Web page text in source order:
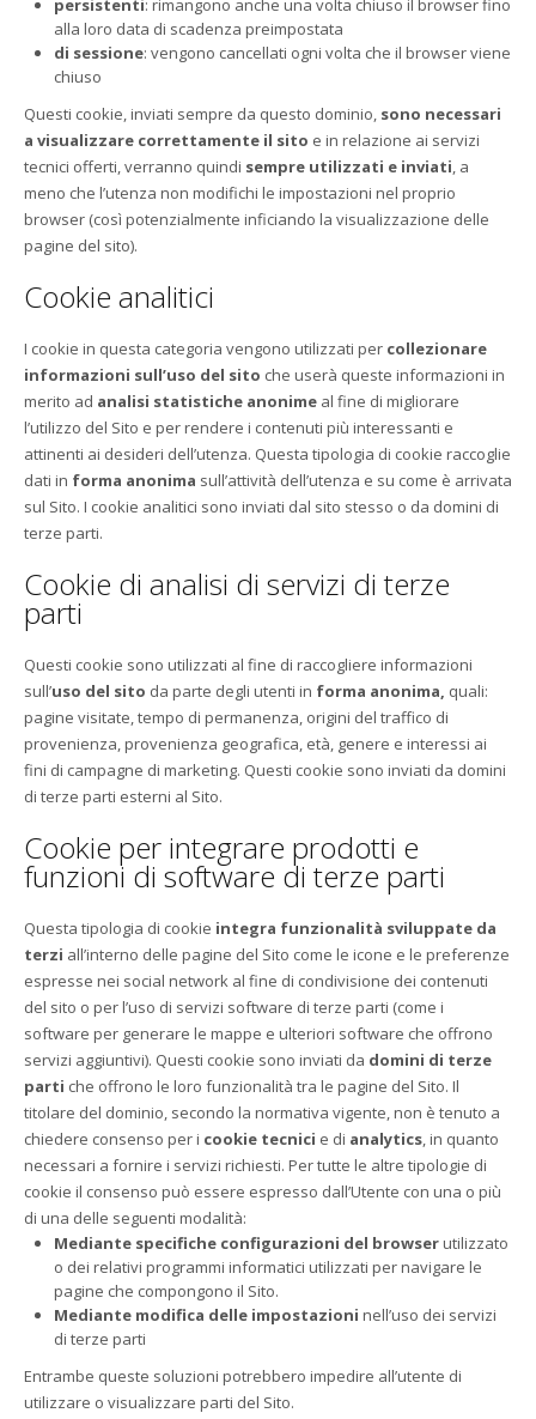
persistenti: rimangono anche una volta chiuso il browser fino
alla loro data di scadenza preimpostata
di sessione: vengono cancellati ogni volta che il browser viene
chiuso
Questi cookie, inviati sempre da questo dominio, sono necessari
a visualizzare correttamente il sito e in relazione ai servizi
tecnici offerti, verranno quindi sempre utilizzati e inviati, a
meno che l’utenza non modifichi le impostazioni nel proprio
browser (così potenzialmente inficiando la visualizzazione delle
pagine del sito).
Cookie analitici
I cookie in questa categoria vengono utilizzati per collezionare
informazioni sull’uso del sito che userà queste informazioni in
merito ad analisi statistiche anonime al fine di migliorare
l’utilizzo del Sito e per rendere i contenuti più interessanti e
attinenti ai desideri dell’utenza. Questa tipologia di cookie raccoglie
dati in forma anonima sull’attività dell’utenza e su come è arrivata
sul Sito. I cookie analitici sono inviati dal sito stesso o da domini di
terze parti.
Cookie di analisi di servizi di terze
parti
Questi cookie sono utilizzati al fine di raccogliere informazioni
sull’uso del sito da parte degli utenti in forma anonima, quali:
pagine visitate, tempo di permanenza, origini del traffico di
provenienza, provenienza geografica, età, genere e interessi ai
fini di campagne di marketing. Questi cookie sono inviati da domini
di terze parti esterni al Sito.
Cookie per integrare prodotti e
funzioni di software di terze parti
Questa tipologia di cookie integra funzionalità sviluppate da
terzi all’interno delle pagine del Sito come le icone e le preferenze
espresse nei social network al fine di condivisione dei contenuti
del sito o per l’uso di servizi software di terze parti (come i
software per generare le mappe e ulteriori software che offrono
servizi aggiuntivi). Questi cookie sono inviati da domini di terze
parti che offrono le loro funzionalità tra le pagine del Sito. Il
titolare del dominio, secondo la normativa vigente, non è tenuto a
chiedere consenso per i cookie tecnici e di analytics, in quanto
necessari a fornire i servizi richiesti. Per tutte le altre tipologie di
cookie il consenso può essere espresso dall’Utente con una o più
di una delle seguenti modalità:
Mediante specifiche configurazioni del browserutilizzato
o dei relativi programmi informatici utilizzati per navigare le
pagine che compongono il Sito.
Mediante modifica delle impostazioni nell’uso dei servizi
di terze parti
Entrambe queste soluzioni potrebbero impedire all’utente di
utilizzare o visualizzare parti del Sito.